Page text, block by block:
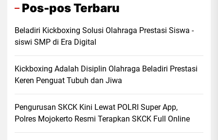
Pos-pos Terbaru
Beladiri Kickboxing Solusi Olahraga Prestasi Siswa -
siswi SMP di Era Digital
Kickboxing Adalah Disiplin Olahraga Beladiri Prestasi
Keren Penguat Tubuh dan Jiwa
Pengurusan SKCK Kini Lewat POLRI Super App,
Polres Mojokerto Resmi Terapkan SKCK Full Online